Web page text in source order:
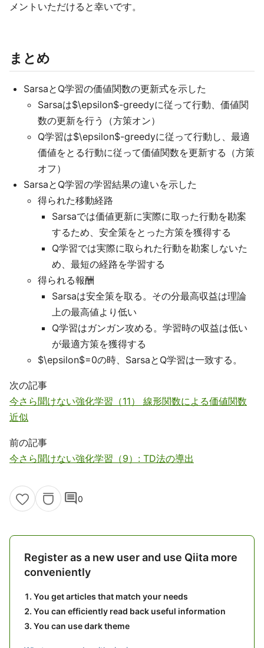
メントいただけると幸いです。
まとめ
SarsaとQ学習の価値関数の更新式を示した
Sarsaは$\epsilon$-greedyに従って行動、価値関
数の更新を行う（方策オン）
Q学習は$\epsilon$-greedyに従って行動し、最適
価値をとる行動に従って価値関数を更新する（方策
オフ）
SarsaとQ学習の学習結果の違いを示した
得られた移動経路
Sarsaでは価値更新に実際に取った行動を勘案
するため、安全策をとった方策を獲得する
Q学習では実際に取られた行動を勘案しないた
め、最短の経路を学習する
得られる報酬
Sarsaは安全策を取る。その分最高収益は理論
上の最高値より低い
Q学習はガンガン攻める。学習時の収益は低い
が最適方策を獲得する
$\epsilon$=0の時、SarsaとQ学習は一致する。
次の記事
今さら聞けない強化学習（11） 線形関数による価値関数
近似
前の記事
今さら聞けない強化学習（9）: TD法の導出
comment0
Register as a new user and use Qiita more
conveniently
You get articles that match your needs
You can efficiently read back useful information
You can use dark theme